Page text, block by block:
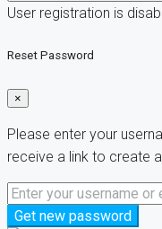
User registration is
Reset Password
×
Please enter your
receive a link to create
Get new password